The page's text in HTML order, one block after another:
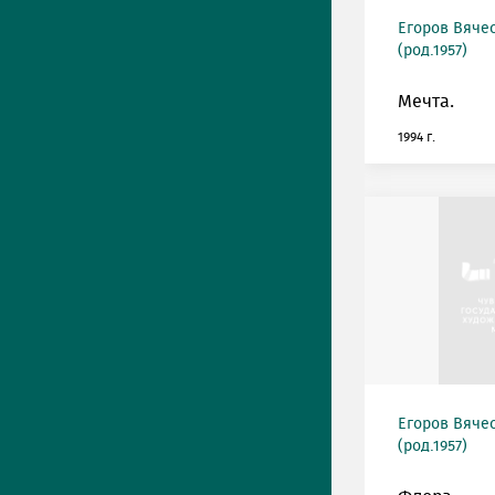
Егоров
(род.1957)
Мечта.
1994 г.
Егоров
(род.1957)